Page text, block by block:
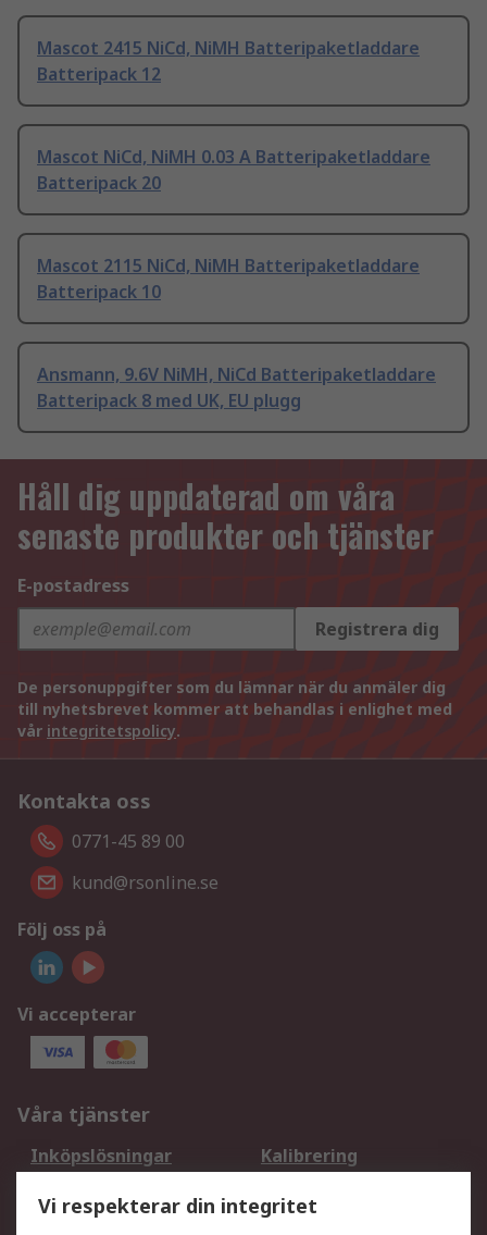
Mascot 2415 NiCd, NiMH Batteripaketladdare
Batteripack 12
Mascot NiCd, NiMH 0.03 A Batteripaketladdare
Batteripack 20
Mascot 2115 NiCd, NiMH Batteripaketladdare
Batteripack 10
Ansmann, 9.6V NiMH, NiCd Batteripaketladdare
Batteripack 8 med UK, EU plugg
Håll dig uppdaterad om våra
senaste produkter och tjänster
E-postadress
Registrera dig
De personuppgifter som du lämnar när du anmäler dig
till nyhetsbrevet kommer att behandlas i enlighet med
vår integritetspolicy.
Kontakta oss
0771-45 89 00
kund@rsonline.se
Följ oss på
Vi accepterar
Våra tjänster
Inköpslösningar
Kalibrering
DesignSpark
Teknisk Support
Vi respekterar din integritet